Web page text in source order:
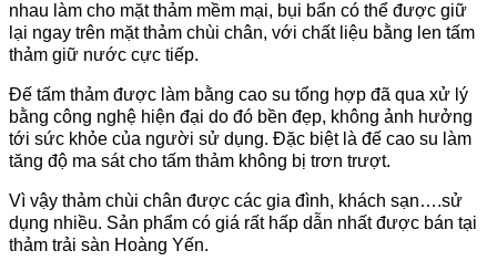
nhau làm cho mặt thảm mềm mại, bụi bẩn có thể được giữ
lại ngay trên mặt thảm chùi chân, với chất liệu bằng len tấm
thảm giữ nước cực tiếp.
Đế tấm thảm được làm bằng cao su tổng hợp đã qua xử lý
bằng công nghệ hiện đại do đó bền đẹp, không ảnh hưởng
tới sức khỏe của người sử dụng. Đặc biệt là đế cao su làm
tăng độ ma sát cho tấm thảm không bị trơn trượt.
Vì vậy thảm chùi chân được các gia đình, khách sạn….sử
dụng nhiều. Sản phẩm có giá rất hấp dẫn nhất được bán tại
thảm trải sàn Hoàng Yến.